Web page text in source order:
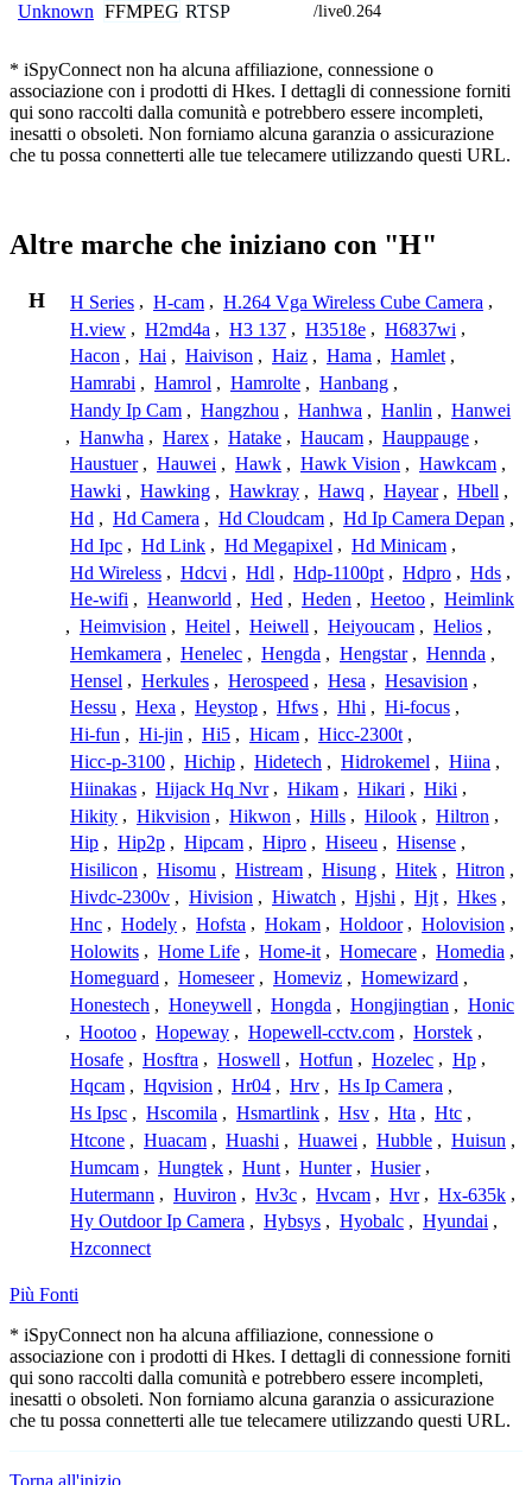
Unknown FFMPEG RTSP /live0.264
* iSpyConnect non ha alcuna affiliazione, connessione o
associazione con i prodotti di Hkes. I dettagli di connessione forniti
qui sono raccolti dalla comunità e potrebbero essere incompleti,
inesatti o obsoleti. Non forniamo alcuna garanzia o assicurazione
che tu possa connetterti alle tue telecamere utilizzando questi URL.
Altre marche che iniziano con "H"
H H Series , H-cam , H.264 Vga Wireless Cube Camera ,
H.view , H2md4a , H3 137 , H3518e , H6837wi ,
Hacon , Hai , Haivison , Haiz , Hama , Hamlet ,
Hamrabi , Hamrol , Hamrolte , Hanbang ,
Handy Ip Cam , Hangzhou , Hanhwa , Hanlin , Hanwei
, Hanwha , Harex , Hatake , Haucam , Hauppauge ,
Haustuer , Hauwei , Hawk , Hawk Vision , Hawkcam ,
Hawki , Hawking , Hawkray , Hawq , Hayear , Hbell ,
Hd , Hd Camera , Hd Cloudcam , Hd Ip Camera Depan ,
Hd Ipc , Hd Link , Hd Megapixel , Hd Minicam ,
Hd Wireless , Hdcvi , Hdl , Hdp-1100pt , Hdpro , Hds ,
He-wifi , Heanworld , Hed , Heden , Heetoo , Heimlink
, Heimvision , Heitel , Heiwell , Heiyoucam , Helios ,
Hemkamera , Henelec , Hengda , Hengstar , Hennda ,
Hensel , Herkules , Herospeed , Hesa , Hesavision ,
Hessu , Hexa , Heystop , Hfws , Hhi , Hi-focus ,
Hi-fun , Hi-jin , Hi5 , Hicam , Hicc-2300t ,
Hicc-p-3100 , Hichip , Hidetech , Hidrokemel , Hiina ,
Hiinakas , Hijack Hq Nvr , Hikam , Hikari , Hiki ,
Hikity , Hikvision , Hikwon , Hills , Hilook , Hiltron ,
Hip , Hip2p , Hipcam , Hipro , Hiseeu , Hisense ,
Hisilicon , Hisomu , Histream , Hisung , Hitek , Hitron ,
Hivdc-2300v , Hivision , Hiwatch , Hjshi , Hjt , Hkes ,
Hnc , Hodely , Hofsta , Hokam , Holdoor , Holovision ,
Holowits , Home Life , Home-it , Homecare , Homedia ,
Homeguard , Homeseer , Homeviz , Homewizard ,
Honestech , Honeywell , Hongda , Hongjingtian , Honic
, Hootoo , Hopeway , Hopewell-cctv.com , Horstek ,
Hosafe , Hosftra , Hoswell , Hotfun , Hozelec , Hp ,
Hqcam , Hqvision , Hr04 , Hrv , Hs Ip Camera ,
Hs Ipsc , Hscomila , Hsmartlink , Hsv , Hta , Htc ,
Htcone , Huacam , Huashi , Huawei , Hubble , Huisun ,
Humcam , Hungtek , Hunt , Hunter , Husier ,
Hutermann , Huviron , Hv3c , Hvcam , Hvr , Hx-635k ,
Hy Outdoor Ip Camera , Hybsys , Hyobalc , Hyundai ,
Hzconnect
Più Fonti
* iSpyConnect non ha alcuna affiliazione, connessione o
associazione con i prodotti di Hkes. I dettagli di connessione forniti
qui sono raccolti dalla comunità e potrebbero essere incompleti,
inesatti o obsoleti. Non forniamo alcuna garanzia o assicurazione
che tu possa connetterti alle tue telecamere utilizzando questi URL.